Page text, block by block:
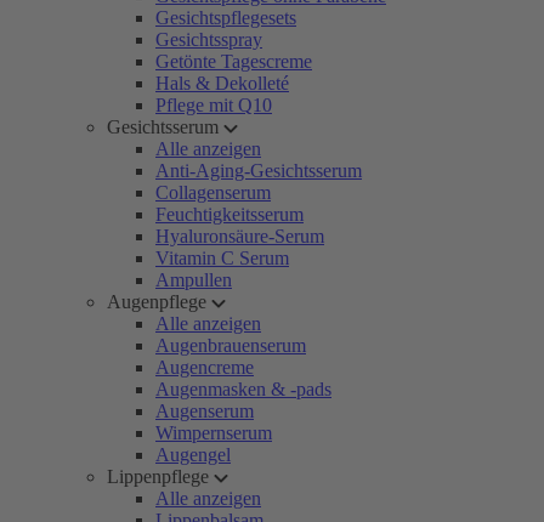
Gesichtspflegesets
Gesichtsspray
Getönte Tagescreme
Hals & Dekolleté
Pflege mit Q10
Gesichtsserum
Alle anzeigen
Anti-Aging-Gesichtsserum
Collagenserum
Feuchtigkeitsserum
Hyaluronsäure-Serum
Vitamin C Serum
Ampullen
Augenpflege
Alle anzeigen
Augenbrauenserum
Augencreme
Augenmasken & -pads
Augenserum
Wimpernserum
Augengel
Lippenpflege
Alle anzeigen